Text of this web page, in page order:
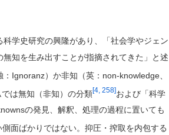
学史研究の興隆があり、「社会学やジェン
知を生み出すことが指摘されてきた」と述
Ignoranz）か非知（英：non-knowledge、
は無知（非知）の分類[4, 258]および「科学
の発見、解釈、処理の過程に置いても
面ばかりではない。抑圧・搾取を内包する